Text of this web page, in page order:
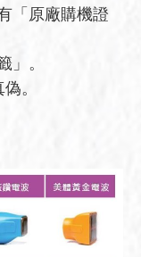
「原廠購機證
」。
。